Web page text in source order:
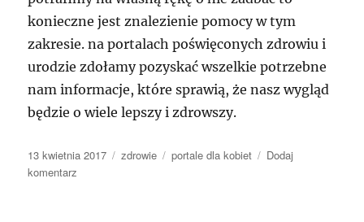
konieczne jest znalezienie pomocy w tym
zakresie. na portalach poświęconych zdrowiu i
urodzie zdołamy pozyskać wszelkie potrzebne
nam informacje, które sprawią, że nasz wygląd
będzie o wiele lepszy i zdrowszy.
Data
publikacji
13 kwietnia 2017 Kategorie
zdrowie Tagi
portale dla kobiet
Dodaj
komentarz